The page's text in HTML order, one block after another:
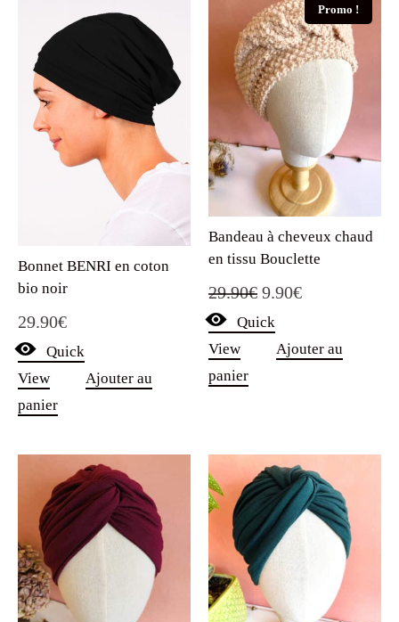
Bonnet BENRI en coton
bio noir
29.90€
Quick
View
Ajouter au
panier
Promo !
Bandeau à cheveux chaud
en tissu Bouclette
29.90€ Le
prix
initial
9.90€Le
actuel
Quick
View
Ajouter au
panier